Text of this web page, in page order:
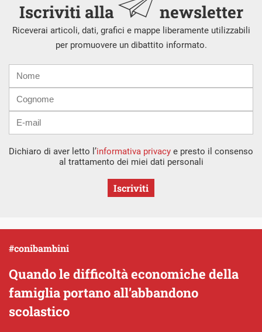
Iscriviti alla newsletter
Riceverai articoli, dati, grafici e mappe liberamente utilizzabili
per promuovere un dibattito informato.
mail
Dichiaro di aver letto l’informativa privacy e presto il consenso
al trattamento dei miei dati personali
Iscriviti
Quando le difficoltà economiche della
famiglia portano all’abbandono
scolastico
#conibambini